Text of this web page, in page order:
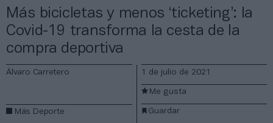
Más bicicletas y menos ‘ticketing’: la
Covid-19 transforma la cesta de la
compra deportiva
Álvaro Carretero
Más Deporte
1 de julio de 2021
Guardar
Me gusta